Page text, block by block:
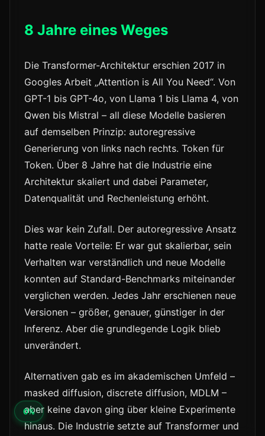
8 Jahre eines Weges
Die Transformer-Architektur erschien 2017 in
Googles Arbeit „Attention is All You Need“. Von
GPT-1 bis GPT-4o, von Llama 1 bis Llama 4, von
Qwen bis Mistral – all diese Modelle basieren
auf demselben Prinzip: autoregressive
Generierung von links nach rechts. Token für
Token. Über 8 Jahre hat die Industrie eine
Architektur skaliert und dabei Parameter,
Datenqualität und Rechenleistung erhöht.
Dies war kein Zufall. Der autoregressive Ansatz
hatte reale Vorteile: Er war gut skalierbar, sein
Verhalten war verständlich und neue Modelle
konnten auf Standard-Benchmarks miteinander
verglichen werden. Jedes Jahr erschienen neue
Versionen – größer, genauer, günstiger in der
Inferenz. Aber die grundlegende Logik blieb
unverändert.
Alternativen gab es im akademischen Umfeld –
masked diffusion, discrete diffusion, MDLM –
aber keine davon ging über kleine Experimente
hinaus. Die Industrie setzte auf Transformer und